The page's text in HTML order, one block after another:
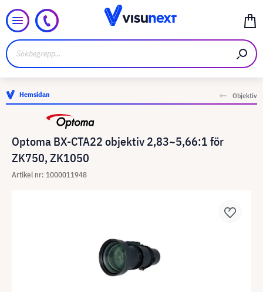
Hemsidan Objektiv
Optoma BX-CTA22 objektiv 2,83~5,66:1 för
ZK750, ZK1050
Artikel nr: 1000011948